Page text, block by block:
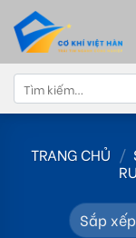
content
Tìm
kiếm:
TRANG CHỦ /